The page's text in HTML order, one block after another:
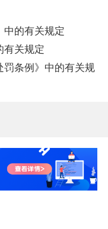
的有关规定
关规定
条例》中的有关规